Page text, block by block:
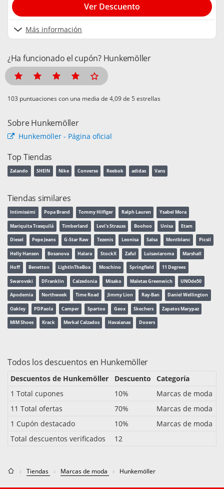
Más información
Ver Descuento
¿Ha funcionado el cupón? Hunkemöller
puntuaciones con una media de de 5 estrellas
Sobre Hunkemöller
Hunkemöller - Página oficial
Top Tiendas
Zalando SHEIN Nike Converse Reebok adidas Vans
Tiendas similares
Intimissimi Popa Brand Tommy Hilfiger Ralph Lauren Ysabel Mora
Mariquita Trasquilá Timberland Levi's Strauss Boohoo Unisa Etam
Diesel Pepe Jeans G-Star Raw Tezenis Leonisa Salsa Montblanc Picsil
Helly Hansen Bosanova Halara StockX Zaful Luisaviaroma Marshall
Hoff Benetton LightInTheBox Moschino Springfield 11 Degrees
Swarovski DFranklin Calzedonia Misako Maletas Greenwich UNOde50
Apodemia Northweek Time Road Jimmy Lion Ray-Ban Daniel Wellington
Oakley PDPaola Camper Spartoo Geox Skechers Zapatos Marypaz
MIM Shoes Krack Merkal Calzados Havaianas Dooers
Todos los descuentos en Hunkemöller
Descuentos de Hunkemöller Descuento
Categoría
1 Total cupones
10%
Marcas de moda
11 Total ofertas
70%
Marcas de moda
1 Cupón destacado
10%
Marcas de moda
Total descuentos verificados
12
Tiendas Marcas de moda Hunkemöller